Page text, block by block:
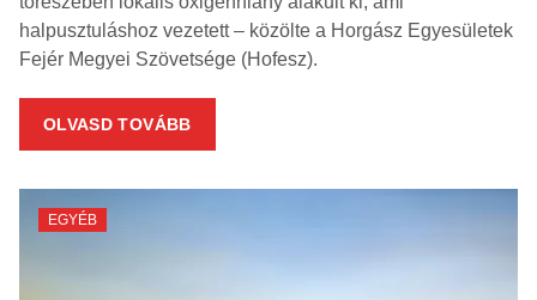
halpusztuláshoz vezetett – közölte a Horgász Egyesületek
Fejér Megyei Szövetsége (Hofesz).
OLVASD TOVÁBB
EGYÉB